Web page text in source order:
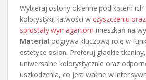
Wybieraj osłony okienne pod kątem ich
kolorystyki, łatwości w czyszczeniu
sprostały wymaganiom mieszkań na
Materiałodgrywa kluczową rolę w
estetyce osłon. Preferuj gładkie
uniwersalne kolorystycznie oraz
uszkodzenia, co jest ważne w